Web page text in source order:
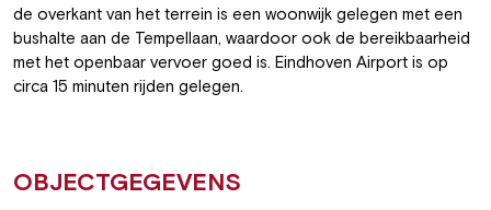
de overkant van het terrein is een woonwijk gelegen met een
bushalte aan de Tempellaan, waardoor ook de bereikbaarheid
met het openbaar vervoer goed is. Eindhoven Airport is op
circa 15 minuten rijden gelegen.
OBJECTGEGEVENS